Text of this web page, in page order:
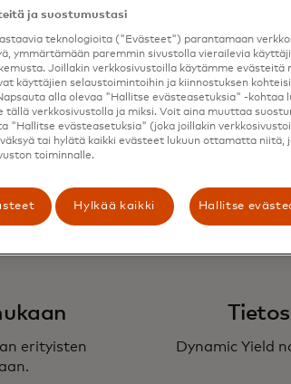
suunniteltu
Laajenna
erityisten
Dynamic Yield
ja suostumustasi
teknologioita ("Evästeet") parantamaan
ymmärtämään paremmin sivustolla vierailevia
Joillakin verkkosivustoilla käytämme evästeitä
käyttäjien selaustoimintoihin ja kiinnostuksen
alla olevaa "Hallitse evästeasetuksia" -kohtaa
tällä verkkosivustolla ja miksi. Voit aina muuttaa
"Hallitse evästeasetuksia" (joka joillakin
tai hylätä kaikki evästeet lukuun ottamatta niitä,
toiminnalle.
Hylkää kaikki Hallitse